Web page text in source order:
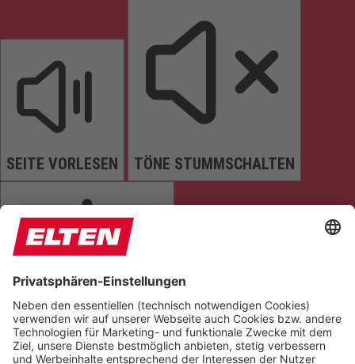
SEITE VORLESEN TÖNE STUMMSCHALTEN
ANIMATIONEN STOPPEN